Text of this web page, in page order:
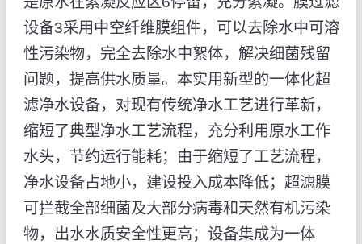
设备3采用中空纤维膜组件，可以去除水中可溶
性污染物，完全去除水中絮体，解决细菌残留
问题，提高供水质量。本实用新型的一体化超
滤净水设备，对现有传统净水工艺进行革新，
缩短了典型净水工艺流程，充分利用原水工作
水头，节约运行能耗；由于缩短了工艺流程，
净水设备占地小，建设投入成本降低；超滤膜
可拦截全部细菌及大部分病毒和天然有机污染
物，出水水质安全性更高；设备集成为一体